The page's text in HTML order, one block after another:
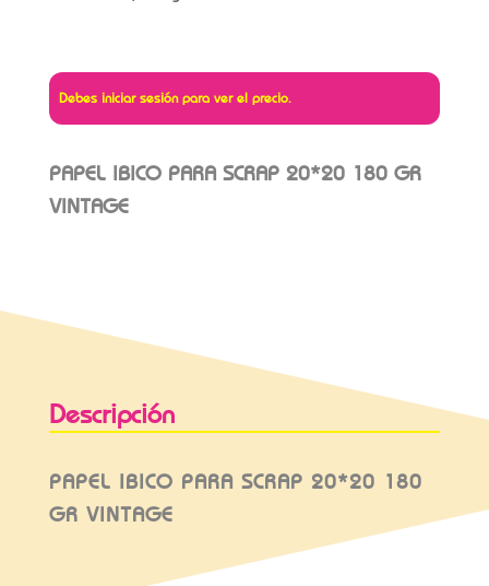
Debes iniciar sesión para ver el precio.
PAPEL IBICO PARA SCRAP 20*20 180 GR
VINTAGE
Descripción
PAPEL IBICO PARA SCRAP 20*20 180
GR VINTAGE